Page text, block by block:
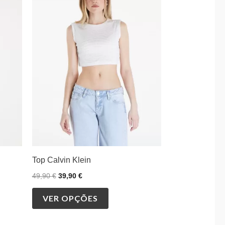
Top Calvin Klein
49,90€
49,90 €.
39,90 €
é:
39,90 €.
VER OPÇÕES
has
multiple
variants.
The
options
may
be
chosen